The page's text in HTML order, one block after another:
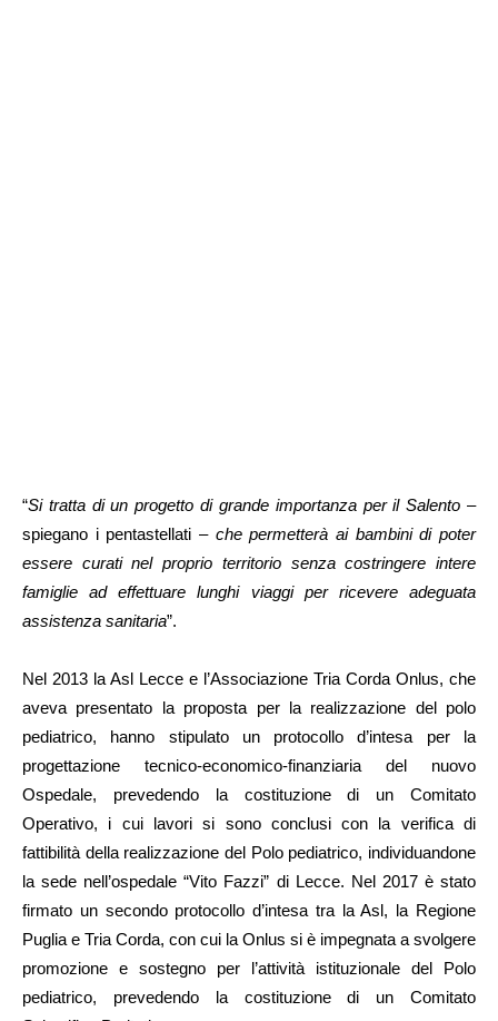
“Si tratta di un progetto di grande importanza per il Salento –
spiegano i pentastellati – che permetterà ai bambini di poter
essere curati nel proprio territorio senza costringere intere
famiglie ad effettuare lunghi viaggi per ricevere adeguata
assistenza sanitaria”.
Nel 2013 la Asl Lecce e l’Associazione Tria Corda Onlus, che
aveva presentato la proposta per la realizzazione del polo
pediatrico, hanno stipulato un protocollo d’intesa per la
progettazione tecnico-economico-finanziaria del nuovo
Ospedale, prevedendo la costituzione di un Comitato
Operativo, i cui lavori si sono conclusi con la verifica di
fattibilità della realizzazione del Polo pediatrico, individuandone
la sede nell’ospedale “Vito Fazzi” di Lecce. Nel 2017 è stato
firmato un secondo protocollo d’intesa tra la Asl, la Regione
Puglia e Tria Corda, con cui la Onlus si è impegnata a svolgere
promozione e sostegno per l’attività istituzionale del Polo
pediatrico, prevedendo la costituzione di un Comitato